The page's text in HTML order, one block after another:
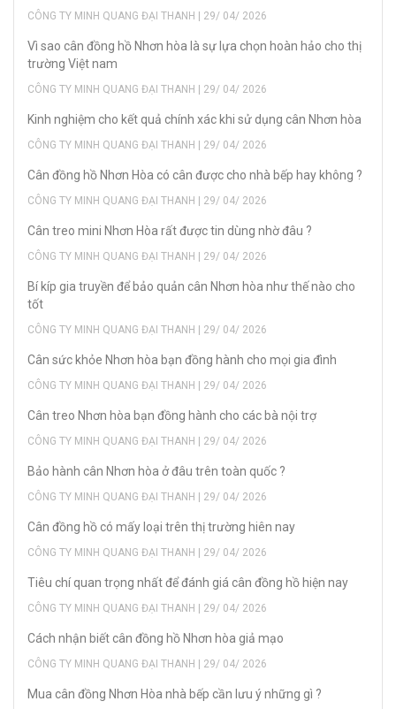
CÔNG TY MINH QUANG ĐẠI THANH | 29/ 04/ 2026
Vì sao cân đồng hồ Nhơn hòa là sự lựa chọn hoàn hảo cho thị
trường Việt nam
CÔNG TY MINH QUANG ĐẠI THANH | 29/ 04/ 2026
Kinh nghiệm cho kết quả chính xác khi sử dụng cân Nhơn hòa
CÔNG TY MINH QUANG ĐẠI THANH | 29/ 04/ 2026
Cân đồng hồ Nhơn Hòa có cân được cho nhà bếp hay không ?
CÔNG TY MINH QUANG ĐẠI THANH | 29/ 04/ 2026
Cân treo mini Nhơn Hòa rất được tin dùng nhờ đâu ?
CÔNG TY MINH QUANG ĐẠI THANH | 29/ 04/ 2026
Bí kíp gia truyền để bảo quản cân Nhơn hòa như thế nào cho
tốt
CÔNG TY MINH QUANG ĐẠI THANH | 29/ 04/ 2026
Cân sức khỏe Nhơn hòa bạn đồng hành cho mọi gia đình
CÔNG TY MINH QUANG ĐẠI THANH | 29/ 04/ 2026
Cân treo Nhơn hòa bạn đồng hành cho các bà nội trợ
CÔNG TY MINH QUANG ĐẠI THANH | 29/ 04/ 2026
Bảo hành cân Nhơn hòa ở đâu trên toàn quốc ?
CÔNG TY MINH QUANG ĐẠI THANH | 29/ 04/ 2026
Cân đồng hồ có mấy loại trên thị trường hiên nay
CÔNG TY MINH QUANG ĐẠI THANH | 29/ 04/ 2026
Tiêu chí quan trọng nhất để đánh giá cân đồng hồ hiện nay
CÔNG TY MINH QUANG ĐẠI THANH | 29/ 04/ 2026
Cách nhận biết cân đồng hồ Nhơn hòa giả mạo
CÔNG TY MINH QUANG ĐẠI THANH | 29/ 04/ 2026
Mua cân đồng Nhơn Hòa nhà bếp cần lưu ý những gì ?